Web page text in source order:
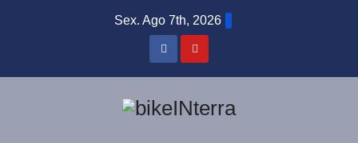
Sex. Ago 7th, 2026